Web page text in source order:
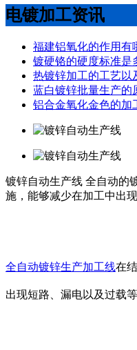
电镀加工资讯
福建铝氧化的作用有
镀硬铬的硬度标准是
热镀锌加工的工艺以
蓝白镀锌批量生产的
铝合金氧化金色的加
镀锌自动生产线 全自动的
施，能够减少在加工中出
全自动镀锌生产加工线在
出现短路、漏电以及过载